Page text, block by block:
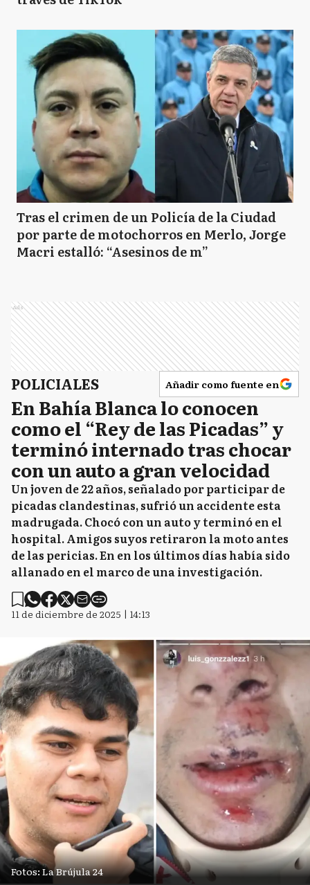
Tras el crimen de un Policía de la Ciudad
por parte de motochorros en Merlo, Jorge
Macri estalló: “Asesinos de m”
Ads
POLICIALES Añadir como fuente en
En Bahía Blanca lo conocen
como el “Rey de las Picadas” y
terminó internado tras chocar
con un auto a gran velocidad
Un joven de 22 años, señalado por participar de
picadas clandestinas, sufrió un accidente esta
madrugada. Chocó con un auto y terminó en el
hospital. Amigos suyos retiraron la moto antes
de las pericias. En en los últimos días había sido
allanado en el marco de una investigación.
11 de diciembre de 2025 | 14:13
Fotos: La Brújula 24